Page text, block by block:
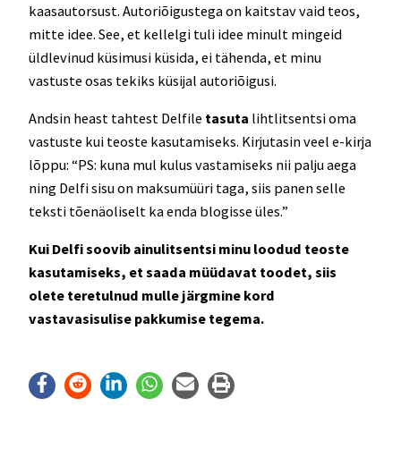
kaasautorsust. Autoriõigustega on kaitstav vaid teos,
mitte idee. See, et kellelgi tuli idee minult mingeid
üldlevinud küsimusi küsida, ei tähenda, et minu
vastuste osas tekiks küsijal autoriõigusi.
Andsin heast tahtest Delfile tasuta lihtlitsentsi oma
vastuste kui teoste kasutamiseks. Kirjutasin veel e-kirja
lõppu: “PS: kuna mul kulus vastamiseks nii palju aega
ning Delfi sisu on maksumüüri taga, siis panen selle
teksti tõenäoliselt ka enda blogisse üles.”
Kui Delfi soovib ainulitsentsi minu loodud teoste
kasutamiseks, et saada müüdavat toodet, siis
olete teretulnud mulle järgmine kord
vastavasisulise pakkumise tegema.